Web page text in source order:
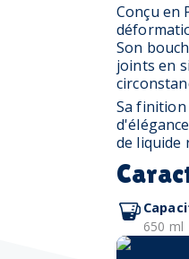
Conçu en
Son
joints en
Sa
de liquide
650 ml